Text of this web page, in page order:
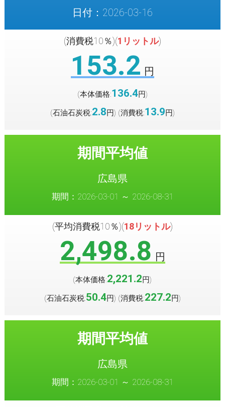
日付：2026-03-16
(消費税10％)(1リットル)
153.2 円
(本体価格:136.4円)
(石油石炭税:2.8円) (消費税:13.9円)
期間平均値
広島県
期間：2026-03-01 ～ 2026-08-31
(平均消費税10％)(18リットル)
2,498.8 円
(本体価格:2,221.2円)
(石油石炭税:50.4円) (消費税:227.2円)
期間平均値
広島県
期間：2026-03-01 ～ 2026-08-31